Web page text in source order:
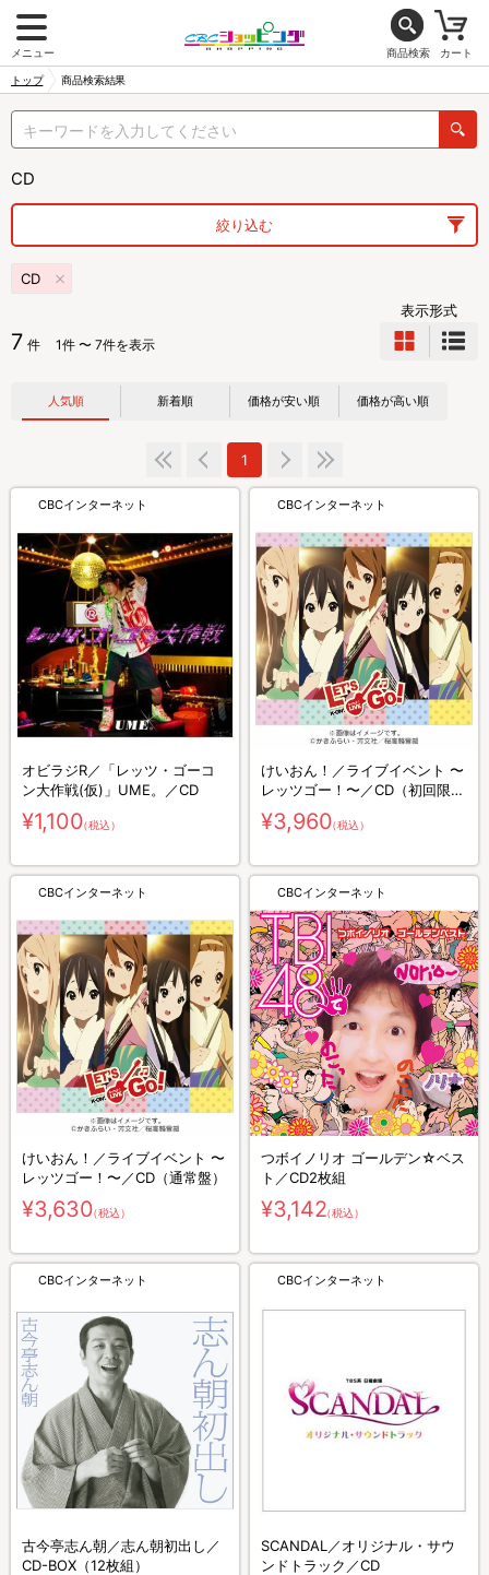
メニュー 商品検索 カート
トップ 商品検索結果
CD
絞り込む
CD
7 件 1件 〜 7件を表示
表示形式
人気順 新着順 価格が安い順 価格が高い順
1
CBCインターネット
オビラジR／「レッツ・ゴーコ
ン大作戦(仮)」UME。／CD
¥1,100（税込）
CBCインターネット
けいおん！／ライブイベント 〜
レッツゴー！〜／CD（初回限定
盤）
¥3,960（税込）
CBCインターネット
けいおん！／ライブイベント 〜
レッツゴー！〜／CD（通常盤）
¥3,630（税込）
CBCインターネット
つボイノリオ ゴールデン☆ベス
ト／CD2枚組
¥3,142（税込）
CBCインターネット
古今亭志ん朝／志ん朝初出し／
CD-BOX（12枚組）
CBCインターネット
SCANDAL／オリジナル・サウ
ンドトラック／CD